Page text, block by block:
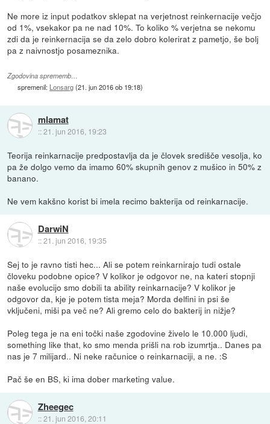
Ne more iz input podatkov sklepat na verjetnost reinkernacije večjo
od 1%, vsekakor pa ne nad 10%. To koliko % verjetna se nekomu
zdi da je reinkernacija se da zelo dobro kolerirat z pametjo, še bolj
pa z naivnostjo posameznika.
Zgodovina sprememb…
spremenil: Lonsarg(21. jun 2016 ob 19:18)
mlamat
::21. jun 2016, 19:23
Teorija reinkarnacije predpostavlja da je človek središče vesolja, ko
pa že dolgo vemo da imamo 60% skupnih genov z mušico in 50% z
banano.
Ne vem kakšno korist bi imela recimo bakterija od reinkarnacije.
DarwiN
::21. jun 2016, 19:35
Sej to je ravno tisti hec... Ali se potem reinkarnirajo tudi ostale
človeku podobne opice? V kolikor je odgovor ne, na kateri stopnji
naše evolucijo smo dobili ta ability reinkarnacije? V kolikor je
odgovor da, kje je potem tista meja? Morda delfini in psi še
vključeni, miši pa več ne? Ali gremo celo do bakterij in nižje?
Poleg tega je na eni točki naše zgodovine živelo le 10.000 ljudi,
something like that, ko smo menda prišli na rob izumrtja.. Danes pa
nas je 7 milijard.. Ni neke računice o reinkarnaciji, a ne. :S
Pač še en BS, ki ima dober marketing value.
Zheegec
::21. jun 2016, 20:11